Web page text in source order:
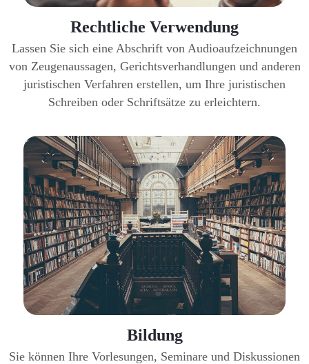
Rechtliche Verwendung
Lassen Sie sich eine Abschrift von Audioaufzeichnungen
von Zeugenaussagen, Gerichtsverhandlungen und anderen
juristischen Verfahren erstellen, um Ihre juristischen
Schreiben oder Schriftsätze zu erleichtern.
Bildung
Sie können Ihre Vorlesungen, Seminare und Diskussionen